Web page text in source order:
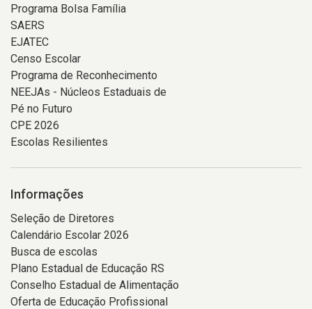
Programa Bolsa Família
SAERS
EJATEC
Censo Escolar
Programa de Reconhecimento
NEEJAs - Núcleos Estaduais de
Pé no Futuro
CPE 2026
Escolas Resilientes
Informações
Seleção de Diretores
Calendário Escolar 2026
Busca de escolas
Plano Estadual de Educação RS
Conselho Estadual de Alimentação
Oferta de Educação Profissional